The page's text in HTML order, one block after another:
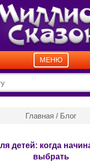
МЕНЮ
Главная / Блог
детей: когда
выбрать